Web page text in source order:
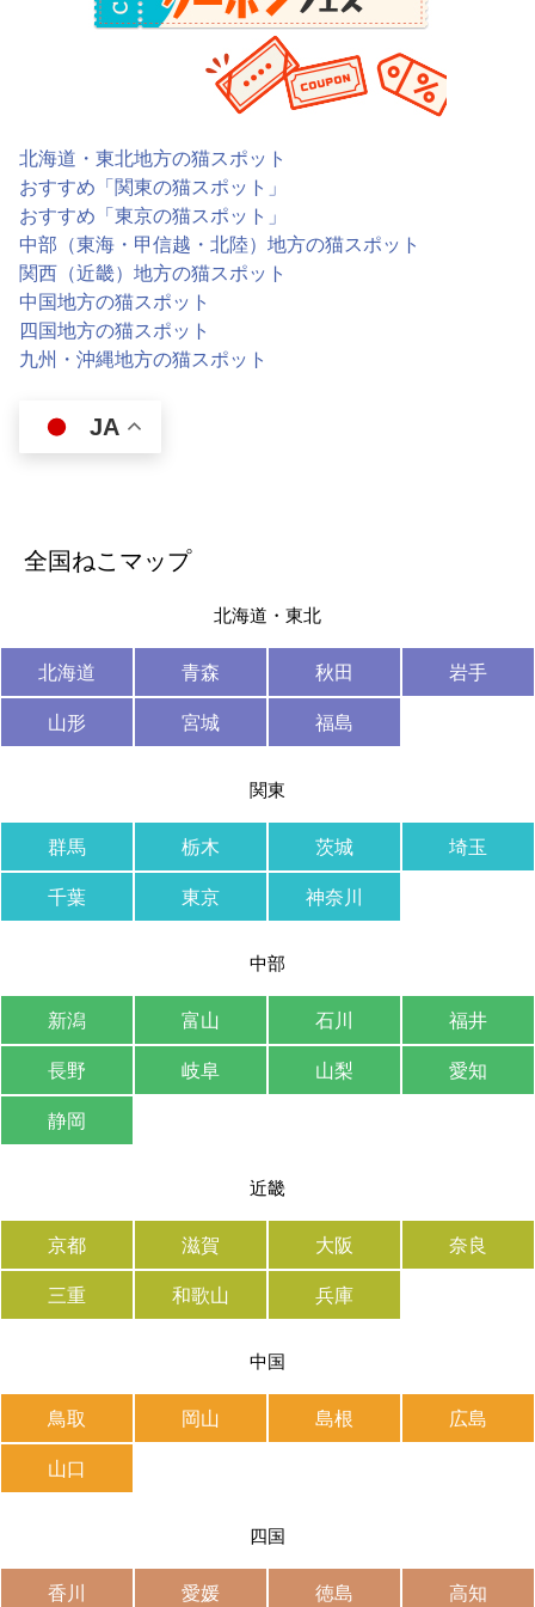
北海道・東北地方の猫スポット
おすすめ「関東の猫スポット」
おすすめ「東京の猫スポット」
中部（東海・甲信越・北陸）地方の猫スポット
関西（近畿）地方の猫スポット
中国地方の猫スポット
四国地方の猫スポット
九州・沖縄地方の猫スポット
JA
全国ねこマップ
北海道・東北
北海道 青森 秋田
岩手
山形
宮城 福島
関東
群馬 栃木 茨城
埼玉
千葉
東京 神奈川
中部
新潟 富山 石川
福井
長野
岐阜 山梨
愛知
静岡
近畿
京都 滋賀 大阪
奈良
三重
和歌山 兵庫
中国
鳥取 岡山 島根
広島
山口
四国
香川 愛媛 徳島 高知